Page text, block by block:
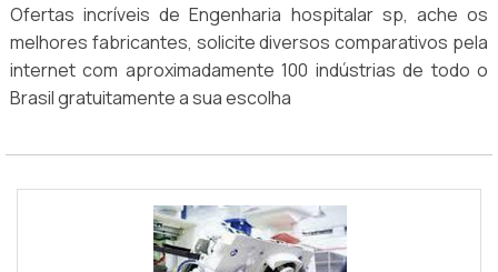
Ofertas incríveis de Engenharia hospitalar sp, ache os
melhores fabricantes, solicite diversos comparativos pela
internet com aproximadamente 100 indústrias de todo o
Brasil gratuitamente a sua escolha